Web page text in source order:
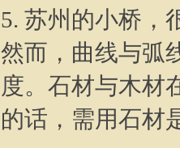
5. 苏州的小桥，
然而，曲线与弧
度。石材与木材
的话，需用石材